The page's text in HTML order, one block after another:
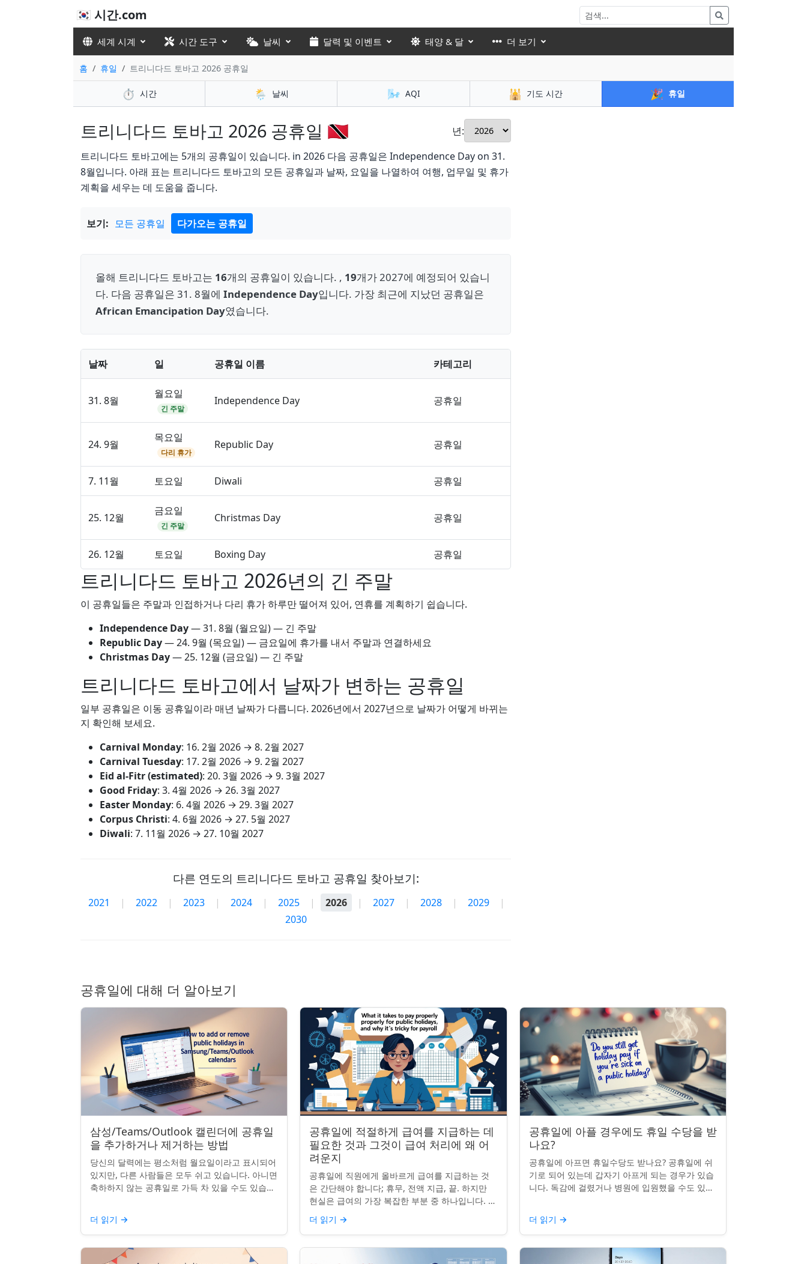
🇰🇷 시간.com
세계 시계 시간 도구 날씨 달력 및 이벤트 태양 & 달 더 보기
홈 휴일 트리니다드 토바고 2026 공휴일
⏱️ 시간 🌦️ 날씨 🌬️ AQI 🕌 기도 시간 🎉 휴일
트리니다드 토바고 2026 공휴일 🇹🇹
년:
트리니다드 토바고에는 5개의 공휴일이 있습니다. in 2026 다음 공휴일은 Independence Day on 31.
8월입니다. 아래 표는 트리니다드 토바고의 모든 공휴일과 날짜, 요일을 나열하여 여행, 업무일 및 휴가
계획을 세우는 데 도움을 줍니다.
보기: 모든 공휴일 다가오는 공휴일
올해 트리니다드 토바고는 16개의 공휴일이 있습니다. , 19개가 2027에 예정되어 있습니
다. 다음 공휴일은 31. 8월에 Independence Day입니다. 가장 최근에 지났던 공휴일은
African Emancipation Day였습니다.
날짜 일 공휴일 이름 카테고리
31. 8월
월요일
긴 주말
Independence Day 공휴일
24. 9월
목요일
다리 휴가
Republic Day 공휴일
7. 11월 토요일 Diwali 공휴일
25. 12월
금요일
긴 주말
Christmas Day 공휴일
26. 12월 토요일 Boxing Day 공휴일
트리니다드 토바고 2026년의 긴 주말
이 공휴일들은 주말과 인접하거나 다리 휴가 하루만 떨어져 있어, 연휴를 계획하기 쉽습니다.
Independence Day—31. 8월 (월요일) — 긴 주말
Republic Day—24. 9월 (목요일) — 금요일에 휴가를 내서 주말과 연결하세요
Christmas Day—25. 12월 (금요일) — 긴 주말
트리니다드 토바고에서 날짜가 변하는 공휴일
일부 공휴일은 이동 공휴일이라 매년 날짜가 다릅니다. 2026년에서 2027년으로 날짜가 어떻게 바뀌는
지 확인해 보세요.
Carnival Monday: 16. 2월 2026 → 8. 2월 2027
Carnival Tuesday: 17. 2월 2026 → 9. 2월 2027
Eid al-Fitr (estimated): 20. 3월 2026 → 9. 3월 2027
Good Friday: 3. 4월 2026 → 26. 3월 2027
Easter Monday: 6. 4월 2026 → 29. 3월 2027
Corpus Christi: 4. 6월 2026 → 27. 5월 2027
Diwali: 7. 11월 2026 → 27. 10월 2027
다른 연도의 트리니다드 토바고 공휴일 찾아보기:
2021 | 2022 | 2023 | 2024 | 2025 | 2026 | 2027 | 2028 | 2029
|
2030
공휴일에 대해 더 알아보기
삼성/Teams/Outlook 캘린더에 공휴일
을 추가하거나 제거하는 방법
당신의 달력에는 평소처럼 월요일이라고 표시되어
있지만, 다른 사람들은 모두 쉬고 있습니다. 아니면
축하하지 않는 공휴일로 가득 차 있을 수도 있습니
더 읽기 →
공휴일에 적절하게 급여를 지급하는 데
필요한 것과 그것이 급여 처리에 왜 어
려운지
공휴일에 직원에게 올바르게 급여를 지급하는 것
은 간단해야 합니다; 휴무, 전액 지급, 끝. 하지만
현실은 급여의 가장 복잡한 부분 중 하나입니다. 계
약서, 근무 시간, 휴일 규칙이 달라지면 하나의 공
휴일이 준수 문제...
더 읽기 →
공휴일에 아플 경우에도 휴일 수당을 받
나요?
공휴일에 아프면 휴일수당도 받나요? 공휴일에 쉬
기로 되어 있는데 갑자기 아프게 되는 경우가 있습
니다. 독감에 걸렸거나 병원에 입원했을 수도 있죠.
더 읽기 →